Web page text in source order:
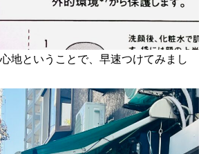
地ということで、早速つけてみまし